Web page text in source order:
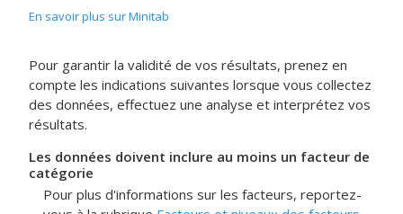
En savoir plus sur Minitab
Pour garantir la validité de vos résultats, prenez en
compte les indications suivantes lorsque vous collectez
des données, effectuez une analyse et interprétez vos
résultats.
Les données doivent inclure au moins un facteur de
catégorie
Pour plus d'informations sur les facteurs, reportez-